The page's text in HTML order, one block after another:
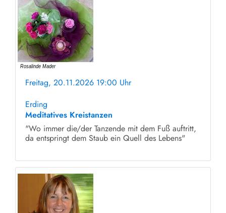
Freitag, 20.11.2026 19:00 Uhr
Erding
Meditatives Kreistanzen
"Wo immer die/der Tanzende mit dem Fuß auftritt,
da entspringt dem Staub ein Quell des Lebens"